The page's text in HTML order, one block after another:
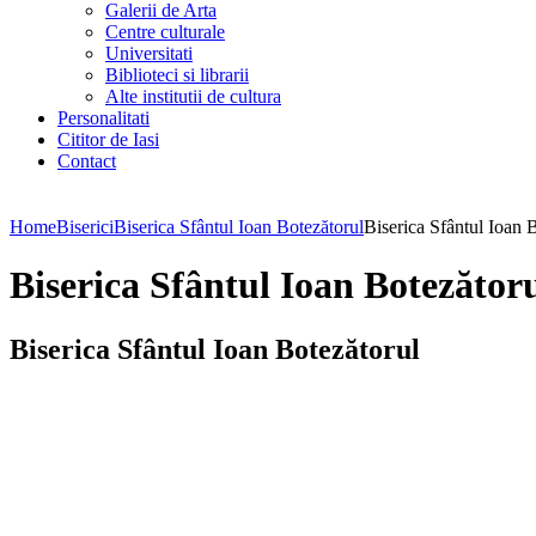
Galerii de Arta
Centre culturale
Universitati
Biblioteci si librarii
Alte institutii de cultura
Personalitati
Cititor de Iasi
Contact
HomeBisericiBiserica Sfântul Ioan BotezătorulBiserica Sfântul Ioan
Biserica Sfântul Ioan
Biserica Sfântul Ioan Botezătorul